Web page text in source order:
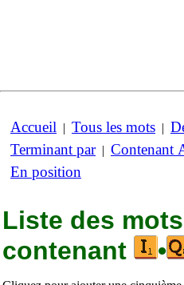
Accueil | Tous les mots |
Terminant par| Contenant
En position
Liste des
contenant
•